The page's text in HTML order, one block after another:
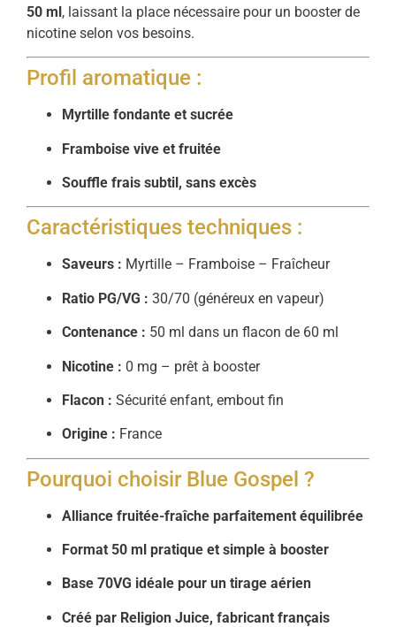
50 ml, laissant la place nécessaire pour un booster de
nicotine selon vos besoins.
Profil aromatique :
Myrtille fondante et sucrée
Framboise vive et fruitée
Souffle frais subtil, sans excès
Caractéristiques techniques :
Saveurs : Myrtille – Framboise – Fraîcheur
Ratio PG/VG : 30/70 (généreux en vapeur)
Contenance : 50 ml dans un flacon de 60 ml
Nicotine : 0 mg – prêt à booster
Flacon : Sécurité enfant, embout fin
Origine : France
Pourquoi choisir Blue Gospel ?
Alliance fruitée-fraîche parfaitement équilibrée
Format 50 ml pratique et simple à booster
Base 70VG idéale pour un tirage aérien
Créé par Religion Juice, fabricant français